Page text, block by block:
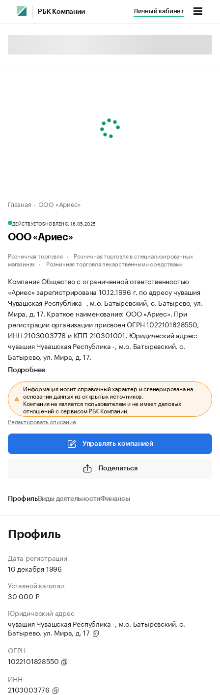
РБК Компании Личный кабинет
Главная ООО «Ариес»
ДЕЙСТВУЕТОБНОВЛЕНО, 16.05.2025
ООО «Ариес»
Розничная торговля
Розничная торговля в специализированных
магазинах
Розничная торговля лекарственными средствами
Компания Общество с ограниченной ответственностью
«Ариес» зарегистрирована 10.12.1996 г. по адресу чувашия
Чувашская Республика -, м.о. Батыревский, с. Батырево, ул.
Мира, д. 17. Краткое наименование: ООО «Ариес». При
регистрации организации присвоен ОГРН 1022101828550,
ИНН 2103003776 и КПП 210301001. Юридический адрес:
чувашия Чувашская Республика -, м.о. Батыревский, с.
Батырево, ул. Мира, д. 17.
Подробнее
Информация носит справочный характер и сгенерирована на
основании данных из открытых источников.
Компания не является пользователем и не имеет деловых
отношений с сервисом РБК Компании.
Редактировать описание
Управлять компанией
Поделиться
ПрофильВиды деятельностиФинансы
Профиль
Дата регистрации
10 декабря 1996
Уставной капитал
30 000 ₽
Юридический адрес
чувашия Чувашская Республика -, м.о. Батыревский, с.
Батырево, ул. Мира, д. 17
ОГРН
1022101828550
ИНН
2103003776